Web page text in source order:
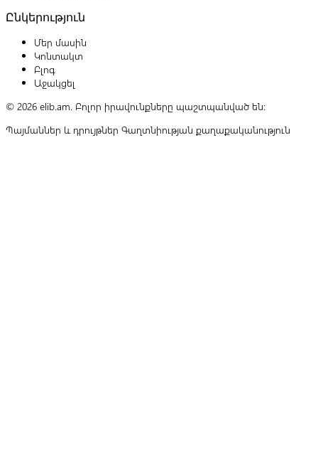
Ընկերություն
Մեր մասին
Կոնտակտ
Բլոգ
Աջակցել
© 2026 elib.am. Բոլոր իրավունքները պաշտպանված են:
Պայմաններ և դրույթներ Գաղտնիության քաղաքականություն